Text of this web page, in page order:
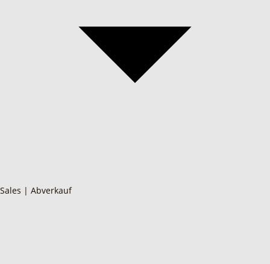
Sales | Abverkauf